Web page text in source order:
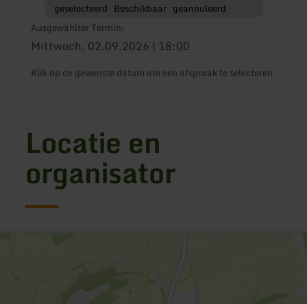
geselecteerd Beschikbaar geannuleerd
Ausgewählter Termin:
Mittwoch, 02.09.2026 | 18:00
Klik op de gewenste datum om een afspraak te selecteren.
Locatie en
organisator